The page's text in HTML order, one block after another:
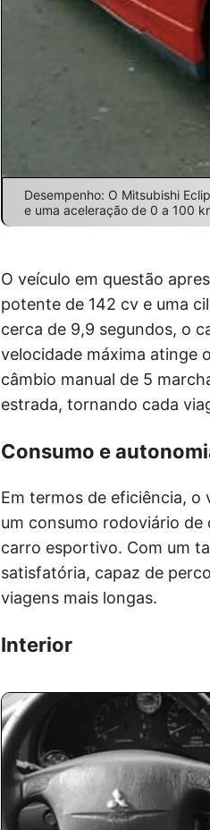
Desempenho: O Mitsubishi
e uma aceleração de 0 a 100
O veículo em questão
potente de 142 cv e uma
cerca de 9,9 segundos, o
velocidade máxima atinge
câmbio manual de 5
estrada, tornando cada
Consumo e
Em termos de eficiência, o
um consumo rodoviário
carro esportivo. Com um
satisfatória, capaz de
viagens mais longas.
Interior